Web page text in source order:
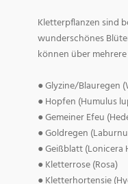
Kletterpflanzen sind
wunderschönes
können über
● Glyzine/Blauregen
● Hopfen (Humulus
● Gemeiner Efeu
● Goldregen
● Geißblatt (Lonicera
● Kletterrose (Rosa)
● Kletterhortensie